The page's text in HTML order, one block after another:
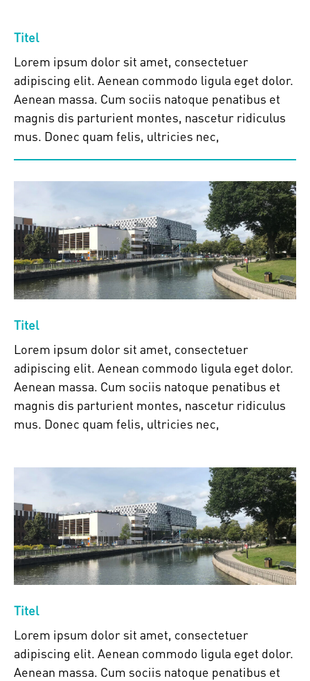
Titel
Lorem ipsum dolor sit amet, consectetuer
adipiscing elit. Aenean commodo ligula eget dolor.
Aenean massa. Cum sociis natoque penatibus et
magnis dis parturient montes, nascetur ridiculus
mus. Donec quam felis, ultricies nec,
Titel
Lorem ipsum dolor sit amet, consectetuer
adipiscing elit. Aenean commodo ligula eget dolor.
Aenean massa. Cum sociis natoque penatibus et
magnis dis parturient montes, nascetur ridiculus
mus. Donec quam felis, ultricies nec,
Titel
Lorem ipsum dolor sit amet, consectetuer
adipiscing elit. Aenean commodo ligula eget dolor.
Aenean massa. Cum sociis natoque penatibus et